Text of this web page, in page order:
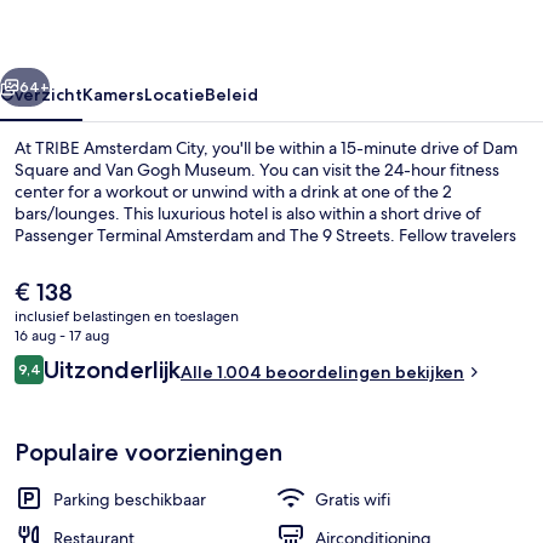
Volgende
64+
OverzichtKamersLocatieBeleid
At TRIBE Amsterdam City, you'll be within a 15-minute drive of Dam
Square and Van Gogh Museum. You can visit the 24-hour fitness
center for a workout or unwind with a drink at one of the 2
bars/lounges. This luxurious hotel is also within a short drive of
Passenger Terminal Amsterdam and The 9 Streets. Fellow travelers
property is just a short walk from public transportation: Noord
Station is just steps away.
De
huidige
prijs
is
€ 138
€ 138
inclusief belastingen en toeslagen
16 aug - 17 aug
Beoordelingen
9,49,4 op 10 –
UitzonderlijkAlle 1.004 beoordelingen bekijken
Populaire voorzieningen
Parking beschikbaar
Gratis wifi
Restaurant
Airconditioning